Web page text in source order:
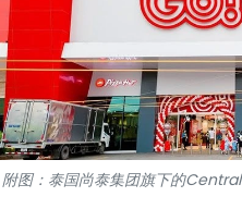
友谊桥梁
史海
多功能
图表新
附图：泰国尚泰集团旗下的